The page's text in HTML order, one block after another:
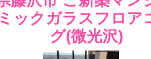
ミックガラスフロア
グ(微光沢)